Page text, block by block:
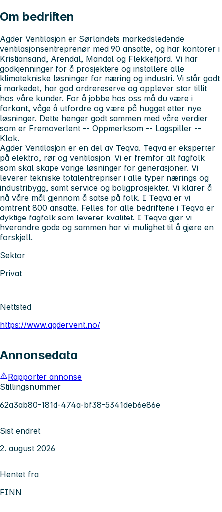
Om bedriften
Agder Ventilasjon er Sørlandets markedsledende
ventilasjonsentreprenør med 90 ansatte, og har kontorer i
Kristiansand, Arendal, Mandal og Flekkefjord. Vi har
godkjenninger for å prosjektere og installere alle
klimatekniske løsninger for næring og industri. Vi står godt
i markedet, har god ordrereserve og opplever stor tillit
hos våre kunder. For å jobbe hos oss må du være i
forkant, våge å utfordre og være på hugget etter nye
løsninger. Dette henger godt sammen med våre verdier
som er Fremoverlent -- Oppmerksom -- Lagspiller --
Klok.
Agder Ventilasjon er en del av Teqva. Teqva er eksperter
på elektro, rør og ventilasjon. Vi er fremfor alt fagfolk
som skal skape varige løsninger for generasjoner. Vi
leverer tekniske totalentrepriser i alle typer nærings og
industribygg, samt service og boligprosjekter. Vi klarer å
nå våre mål gjennom å satse på folk. I Teqva er vi
omtrent 800 ansatte. Felles for alle bedriftene i Teqva er
dyktige fagfolk som leverer kvalitet. I Teqva gjør vi
hverandre gode og sammen har vi mulighet til å gjøre en
forskjell.
Sektor
Privat
Nettsted
https://www.agdervent.no/
Annonsedata
Rapporter annonse
Stillingsnummer
62a3ab80-181d-474a-bf38-5341deb6e86e
Sist endret
2. august 2026
Hentet fra
FINN